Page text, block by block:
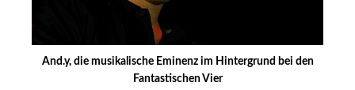
And.y, die musikalische Eminenz im Hintergrund bei den
Fantastischen Vier